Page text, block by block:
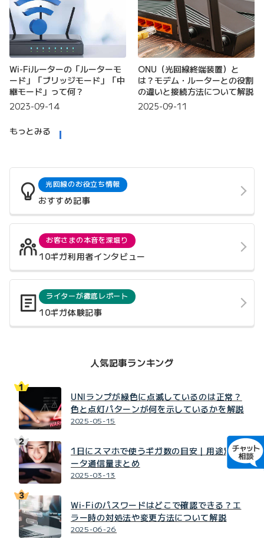
Wi-Fiルーターの「ルーターモ
ード」「ブリッジモード」「中
継モード」って何？
2023-09-14
ONU（光回線終端装置）と
は？モデム・ルーターとの役割
の違いと接続方法について解説
2025-09-11
もっとみる
光回線のお役立ち情報
おすすめ記事
お客さまの本音を深堀り
10ギガ利用者インタビュー
ライターが徹底レポート
10ギガ体験記事
人気記事ランキング
UNIランプが緑色に点滅しているのは正常？
色と点灯パターンが何を示しているかを解説
2025-05-15
1日にスマホで使うギガ数の目安｜用途別デ
ータ通信量まとめ
2025-03-13
Wi-Fiのパスワードはどこで確認できる？エ
ラー時の対処法や変更方法について解説
2025-06-26